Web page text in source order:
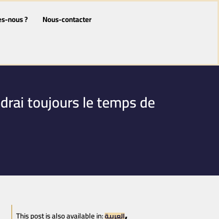
nous ?
Nous-contacter
toujours le temps de
This post is also available in:العربية